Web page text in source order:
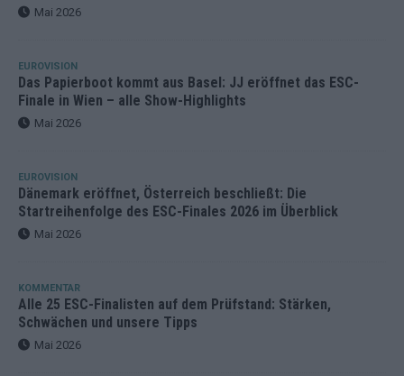
Mai 2026
EUROVISION
Das Papierboot kommt aus Basel: JJ eröffnet das ESC-
Finale in Wien – alle Show-Highlights
Mai 2026
EUROVISION
Dänemark eröffnet, Österreich beschließt: Die
Startreihenfolge des ESC-Finales 2026 im Überblick
Mai 2026
KOMMENTAR
Alle 25 ESC-Finalisten auf dem Prüfstand: Stärken,
Schwächen und unsere Tipps
Mai 2026